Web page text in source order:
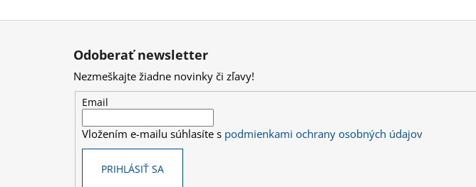
Odoberať newsletter
Nezmeškajte žiadne novinky či zľavy!
Email
Vložením e-mailu súhlasíte s podmienkami ochrany osobných údajov
PRIHLÁSIŤ SA